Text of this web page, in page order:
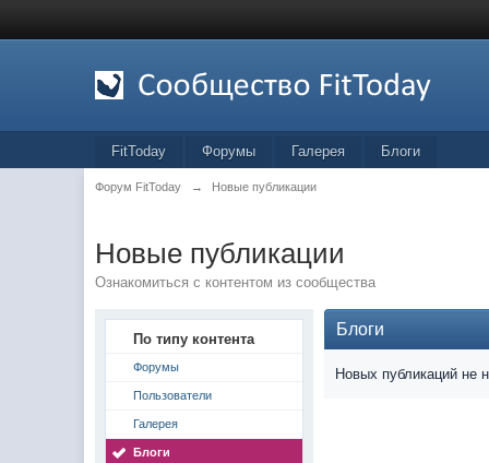
FitToday Форумы Галерея Блоги
Форум FitToday → Новые публикации
Новые публикации
Ознакомиться с контентом из сообщества
По типу контента
Форумы
Пользователи
Галерея
Блоги
Блоги
Новых публикаций не